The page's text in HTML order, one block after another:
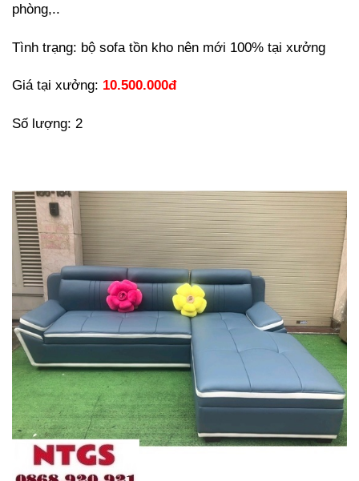
phòng,..
Tình trạng: bộ sofa tồn kho nên mới 100% tại xưởng
Giá tại xưởng: 10.500.000đ
Số lượng: 2